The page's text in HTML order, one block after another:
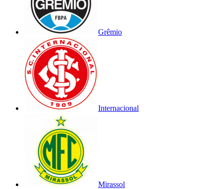
Grêmio
Internacional
Mirassol